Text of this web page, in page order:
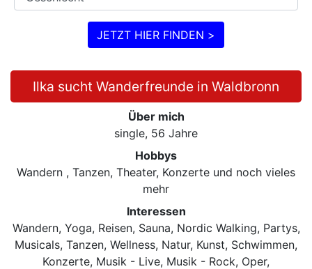
JETZT HIER FINDEN >
Ilka sucht Wanderfreunde in Waldbronn
Über mich
single, 56 Jahre
Hobbys
Wandern , Tanzen, Theater, Konzerte und noch vieles
mehr
Interessen
Wandern, Yoga, Reisen, Sauna, Nordic Walking, Partys,
Musicals, Tanzen, Wellness, Natur, Kunst, Schwimmen,
Konzerte, Musik - Live, Musik - Rock, Oper,